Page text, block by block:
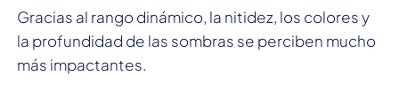
Gracias al rango dinámico, la nitidez, los colores y
la profundidad de las sombras se perciben mucho
más impactantes.